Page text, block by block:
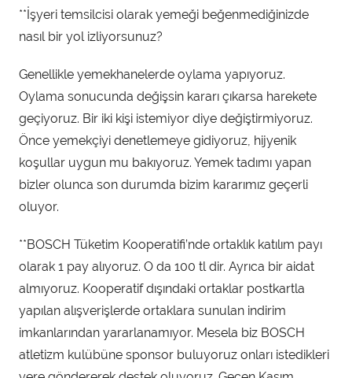
**İşyeri temsilcisi olarak yemeği beğenmediğinizde
nasıl bir yol izliyorsunuz?
Genellikle yemekhanelerde oylama yapıyoruz.
Oylama sonucunda değişsin kararı çıkarsa harekete
geçiyoruz. Bir iki kişi istemiyor diye değiştirmiyoruz.
Önce yemekçiyi denetlemeye gidiyoruz, hijyenik
koşullar uygun mu bakıyoruz. Yemek tadımı yapan
bizler olunca son durumda bizim kararımız geçerli
oluyor.
**BOSCH Tüketim Kooperatifi’nde ortaklık katılım payı
olarak 1 pay alıyoruz. O da 100 tl dir. Ayrıca bir aidat
almıyoruz. Kooperatif dışındaki ortaklar postkartla
yapılan alışverişlerde ortaklara sunulan indirim
imkanlarından yararlanamıyor. Mesela biz BOSCH
atletizm kulübüne sponsor buluyoruz onları istedikleri